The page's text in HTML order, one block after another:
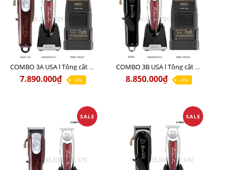
COMBO 3A USA l Tông cắt MAGIC + Tông viền DETAILER PRO LI + Cạo khô FINALE
7.890.000₫ -0%
COMBO 3B USA l Tông cắt SENIOR + Tông viền DETAILER PRO LI + Cạo khô FINALE
8.850.000₫ -4%
SALE SALE